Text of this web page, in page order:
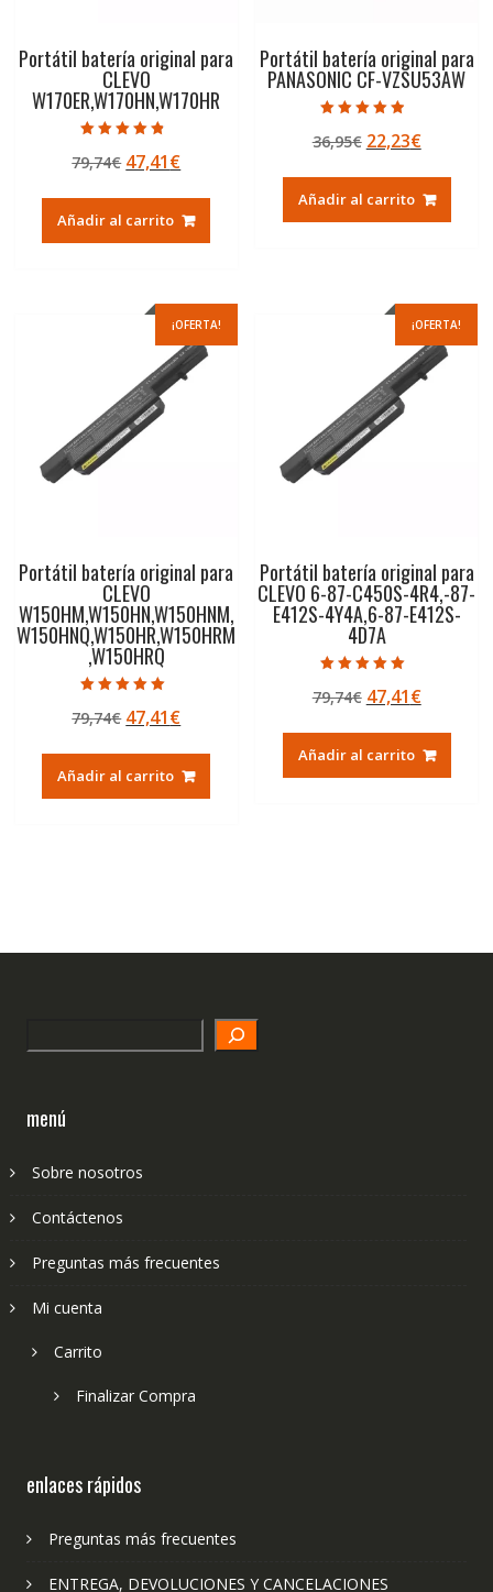
Portátil batería original para
CLEVO
W170ER,W170HN,W170HR
4.50
de 5
79,74€ El
original
era:
47,41€El
actual
es:
Añadir al carrito
Portátil batería original para
PANASONIC CF-VZSU53AW
4.50
de 5
36,95€ El
original
era:
22,23€El
actual
es:
Añadir al carrito
¡OFERTA!
Portátil batería original para
CLEVO
W150HM,W150HN,W150HNM,
W150HNQ,W150HR,W150HRM
,W150HRQ
5.00
de 5
79,74€ El
original
era:
47,41€El
actual
es:
Añadir al carrito
¡OFERTA!
Portátil batería original para
CLEVO 6-87-C450S-4R4,-87-
E412S-4Y4A,6-87-E412S-
4D7A
5.00
de 5
79,74€ El
original
era:
47,41€El
actual
es:
Añadir al carrito
menú
Sobre nosotros
Contáctenos
Preguntas más frecuentes
Mi cuenta
Carrito
Finalizar Compra
enlaces rápidos
Preguntas más frecuentes
ENTREGA, DEVOLUCIONES Y CANCELACIONES